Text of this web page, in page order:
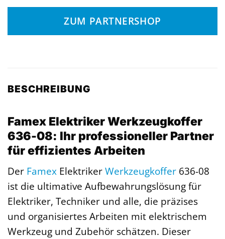
ZUM PARTNERSHOP
BESCHREIBUNG
Famex Elektriker Werkzeugkoffer
636-08: Ihr professioneller Partner
für effizientes Arbeiten
Der Famex ElektrikerWerkzeugkoffer 636-08
ist die ultimative Aufbewahrungslösung für
Elektriker, Techniker und alle, die präzises
und organisiertes Arbeiten mit elektrischem
Werkzeug und Zubehör schätzen. Dieser